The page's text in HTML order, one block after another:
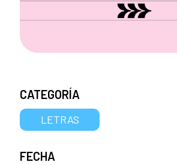
CATEGORÍA
LETRAS
FECHA